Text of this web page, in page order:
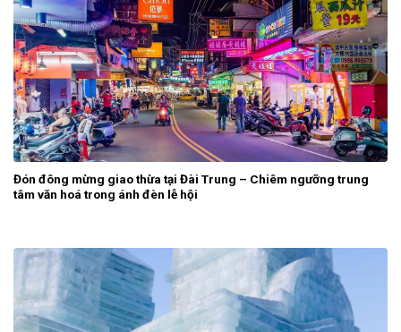
Đón đông mừng giao thừa tại Đài Trung – Chiêm ngưỡng trung
tâm văn hoá trong ánh đèn lễ hội